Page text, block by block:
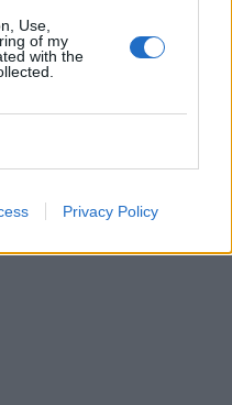
Use,
of my
with the
Privacy Policy